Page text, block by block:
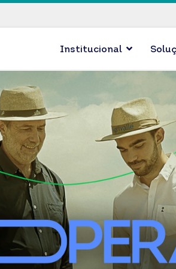
Institucional